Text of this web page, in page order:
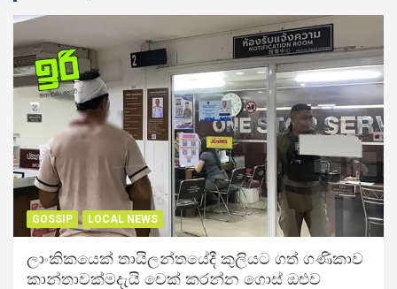
GOSSIP LOCAL NEWS
ලාංකිකයෙක් තායිලන්තයේදී කුලියට ගත් ගණිකාව
කාන්තාවක්මදැයි චෙක් කරන්න ගොස් ඔළුව